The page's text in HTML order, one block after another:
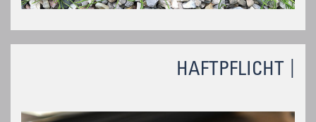
HAFTPFLICHT